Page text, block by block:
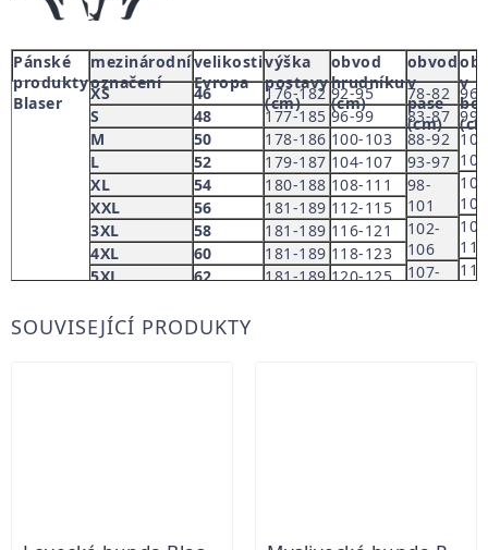
Pánské
produkty
Blaser
mezinárodní
označení
XS
S
M
L
XL
XXL
3XL
4XL
5XL
velikosti
Evropa
46
48
50
52
54
56
58
60
62
výška
postavy
(cm)
176-182
177-185
178-186
179-187
180-188
181-189
181-189
181-189
181-189
obvod
hrudníku
(cm)
92-95
96-99
100-103
104-107
108-111
112-115
116-121
118-123
120-125
obvod
v
pase
(cm)
78-82
83-87
88-92
93-97
98-
101
102-
106
107-
v
96-
99-
104
107
111
SOUVISEJÍCÍ PRODUKTY